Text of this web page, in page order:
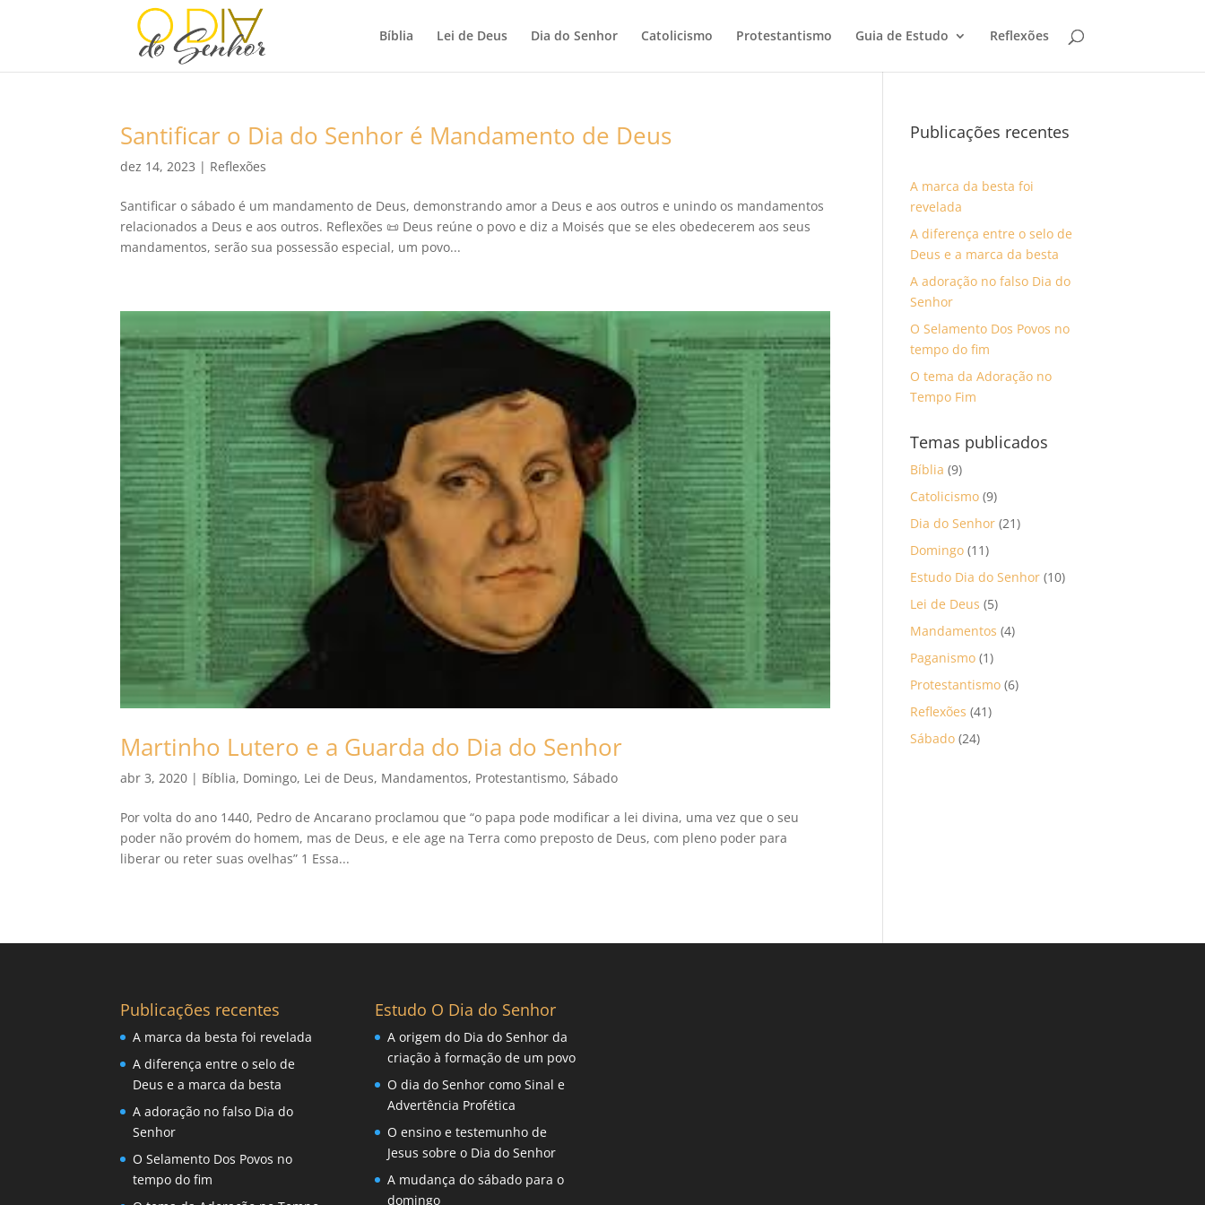
Bíblia Lei de Deus Dia do Senhor Catolicismo Protestantismo Guia de Estudo Reflexões
Santificar o Dia do Senhor é Mandamento de Deus
dez 14, 2023 | Reflexões
Santificar o sábado é um mandamento de Deus, demonstrando amor a Deus e aos outros e unindo os mandamentos
relacionados a Deus e aos outros. Reflexões 📜 Deus reúne o povo e diz a Moisés que se eles obedecerem aos seus
mandamentos, serão sua possessão especial, um povo...
Martinho Lutero e a Guarda do Dia do Senhor
abr 3, 2020 | Bíblia, Domingo, Lei de Deus, Mandamentos, Protestantismo,Sábado
Por volta do ano 1440, Pedro de Ancarano proclamou que “o papa pode modificar a lei divina, uma vez que o seu
poder não provém do homem, mas de Deus, e ele age na Terra como preposto de Deus, com pleno poder para
liberar ou reter suas ovelhas” 1 Essa...
Publicações recentes
A marca da besta foi
revelada
A diferença entre o selo de
Deus e a marca da besta
A adoração no falso Dia do
Senhor
O Selamento Dos Povos no
tempo do fim
O tema da Adoração no
Tempo Fim
Temas publicados
Bíblia (9)
Catolicismo (9)
Dia do Senhor (21)
Domingo (11)
Estudo Dia do Senhor (10)
Lei de Deus (5)
Mandamentos (4)
Paganismo (1)
Protestantismo (6)
Reflexões (41)
Sábado (24)
Publicações recentes
A marca da besta foi revelada
A diferença entre o selo de
Deus e a marca da besta
A adoração no falso Dia do
Senhor
O Selamento Dos Povos no
tempo do fim
Estudo O Dia do Senhor
A origem do Dia do Senhor da
criação à formação de um povo
O dia do Senhor como Sinal e
Advertência Profética
O ensino e testemunho de
Jesus sobre o Dia do Senhor
A mudança do sábado para o
domingo